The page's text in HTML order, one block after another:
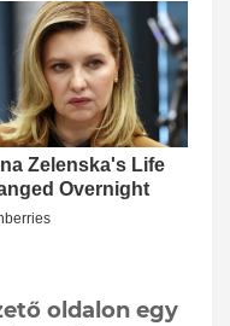
oldalon egy